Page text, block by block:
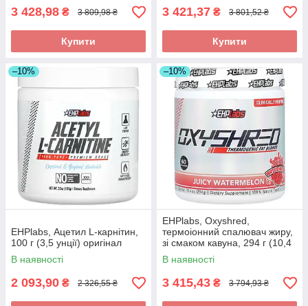
3 428,98 ₴ 3 809,98 ₴
Купити
3 421,37 ₴ 3 801,52 ₴
Купити
–10%
EHPlabs, Ацетил L-карнітин,
100 г (3,5 унції) оригінал
В наявності
2 093,90 ₴ 2 326,55 ₴
–10%
EHPlabs, Oxyshred,
термоіонний спалювач жиру,
зі смаком кавуна, 294 г (10,4
унції) оригінал
В наявності
3 415,43 ₴ 3 794,93 ₴